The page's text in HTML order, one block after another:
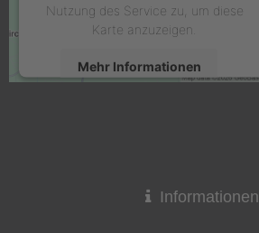
Nutzung des Service zu, um diese
Karte anzuzeigen.
Mehr Informationen
Informationen